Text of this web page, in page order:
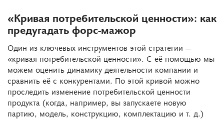
«Кривая потребительской ценности»: как
предугадать форс-мажор
Один из ключевых инструментов этой стратегии —
«кривая потребительской ценности». С её помощью мы
можем оценить динамику деятельности компании и
сравнить её с конкурентами. По этой кривой можно
проследить изменение потребительской ценности
продукта (когда, например, вы запускаете новую
партию, модель, конструкцию, комплектацию и т. д.)